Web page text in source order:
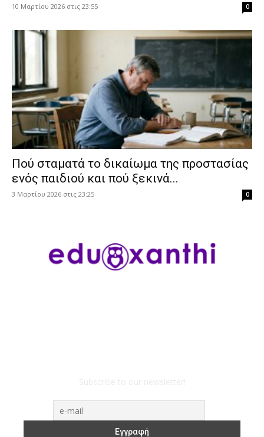
10 Μαρτίου 2026 στις 23:55 0
Πού σταματά το δικαίωμα της προστασίας
ενός παιδιού και πού ξεκινά...
3 Μαρτίου 2026 στις 23:25 0